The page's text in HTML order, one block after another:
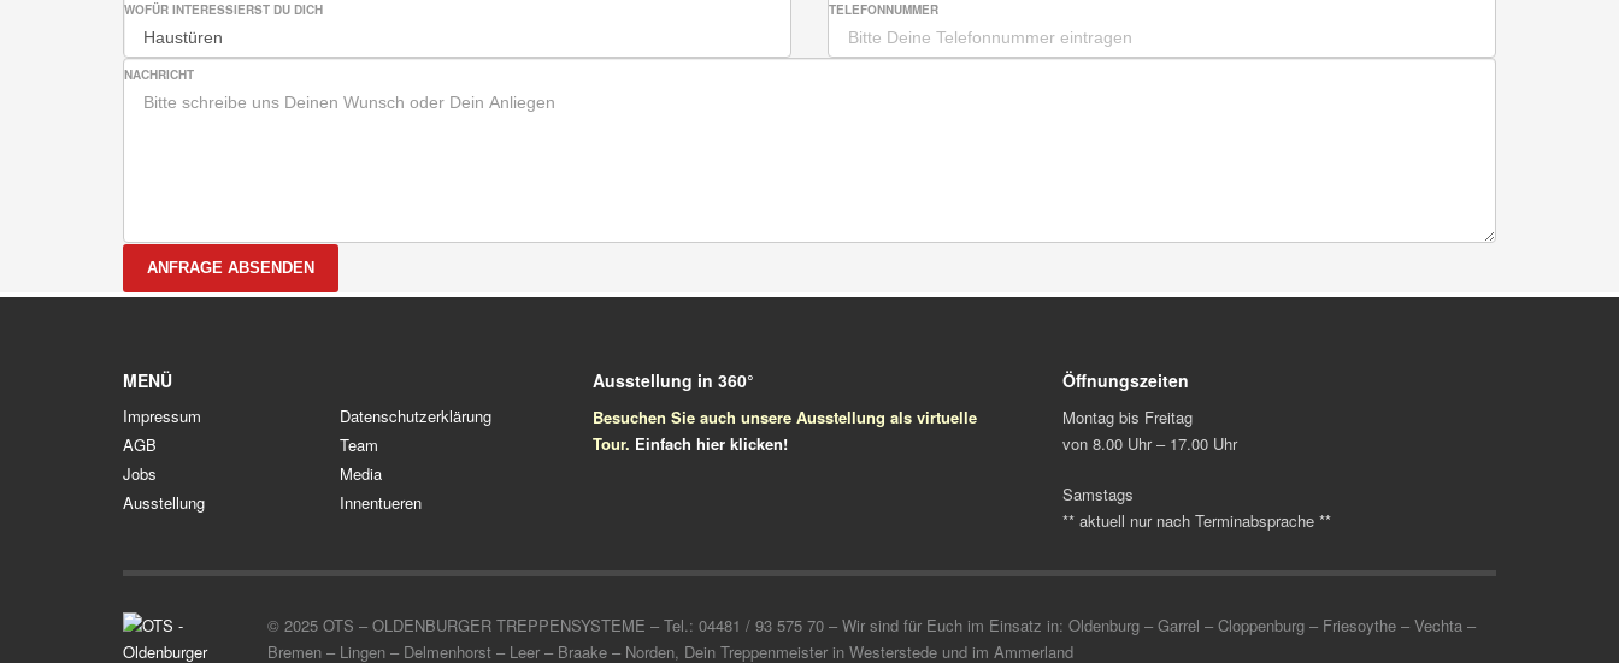
WOFÜR INTERESSIERST DU DICH TELEFONNUMMER
NACHRICHT
ANFRAGE ABSENDEN
MENÜ
Impressum
Datenschutzerklärung
AGB
Team
Jobs
Media
Ausstellung
Innentueren
Ausstellung in 360°
Besuchen Sie auch unsere Ausstellung als virtuelle
Tour. Einfach hier klicken!
Öffnungszeiten
Montag bis Freitag
von 8.00 Uhr – 17.00 Uhr
Samstags
** aktuell nur nach Terminabsprache **
© 2025 OTS – OLDENBURGER TREPPENSYSTEME – Tel.: 04481 / 93 575 70 – Wir sind für Euch im Einsatz in: Oldenburg – Garrel – Cloppenburg – Friesoythe – Vechta –
Bremen – Lingen – Delmenhorst – Leer – Braake – Norden, Dein Treppenmeister in Westerstede und im Ammerland